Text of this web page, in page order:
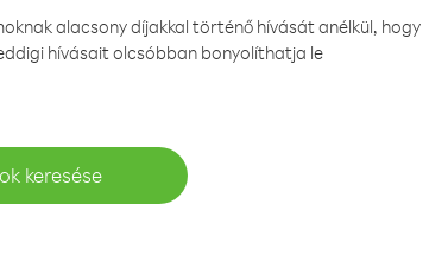
alacsony díjakkal történő hívását anélkül, hogy
hívásait olcsóbban bonyolíthatja le
keresése